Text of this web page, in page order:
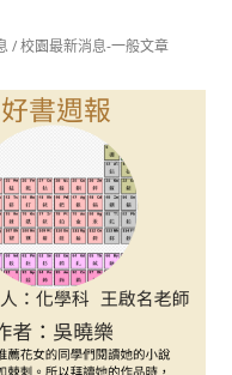
/ 校園最新消息-一般文章